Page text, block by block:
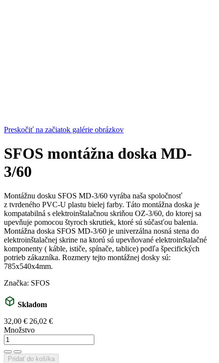
Preskočiť na začiatok galérie obrázkov
SFOS montážna doska MD-
3/60
Montážnu dosku SFOS MD-3/60 vyrába naša spoločnosť
z tvrdeného PVC-U plastu bielej farby. Táto montážna doska je
kompatabilná s elektroinštalačnou skriňou OZ-3/60, do ktorej sa
upevňuje pomocou štyroch skrutiek, ktoré sú súčasťou balenia.
Montážna doska SFOS MD-3/60 je univerzálna nosná stena do
elektroinštalačnej skrine na ktorú sú upevňované elektroinštalačné
komponenty ( káble, ističe, spínače, tablice) podľa špecifických
potrieb zákazníka. Rozmery tejto montážnej dosky sú:
785x540x4mm.
Značka: SFOS
Skladom
32,00 € 26,02 €
Množstvo
Pridať do košíka